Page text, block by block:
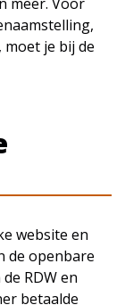
je bij de
website en
de openbare
RDW en
betaalde